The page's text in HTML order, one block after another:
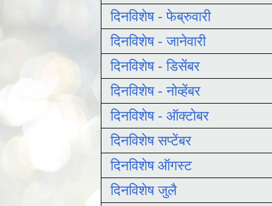
दिनविशेष - फेब्रुवारी
दिनविशेष - जानेवारी
दिनविशेष - डिसेंबर
दिनविशेष - नोव्हेंबर
दिनविशेष - ऑक्टोबर
दिनविशेष सप्टेंबर
दिनविशेष ऑगस्ट
दिनविशेष जुलै